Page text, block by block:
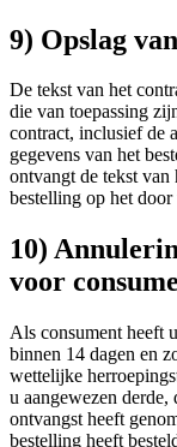
9) Opslag
De tekst van het
die van toepassing
contract, inclusief de
gegevens van het
ontvangt de tekst van
bestelling op het door
10)
voor
Als consument heeft
binnen 14 dagen en
wettelijke
u aangewezen
ontvangst heeft
bestelling heeft